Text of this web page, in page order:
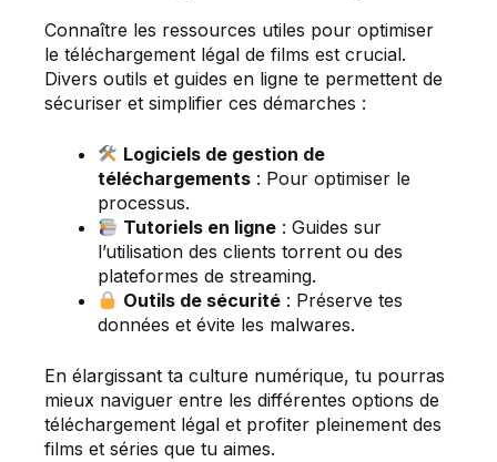
Connaître les ressources utiles pour optimiser
le téléchargement légal de films est crucial.
Divers outils et guides en ligne te permettent de
sécuriser et simplifier ces démarches :
Logiciels de gestion de
téléchargements : Pour optimiser le
processus.
Tutoriels en ligne : Guides sur
l’utilisation des clients torrent ou des
plateformes de streaming.
Outils de sécurité : Préserve tes
données et évite les malwares.
En élargissant ta culture numérique, tu pourras
mieux naviguer entre les différentes options de
téléchargement légal et profiter pleinement des
films et séries que tu aimes.